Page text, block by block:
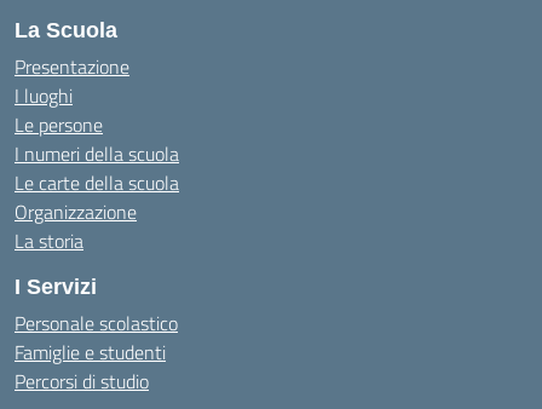
La Scuola
Presentazione
I luoghi
Le persone
I numeri della scuola
Le carte della scuola
Organizzazione
La storia
I Servizi
Personale scolastico
Famiglie e studenti
Percorsi di studio